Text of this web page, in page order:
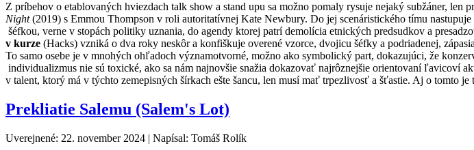
Z príbehov o etablovaných hviezdach talk show a stand upu sa možno pomaly rysuje nejaký subžáner, len
Night(2019) s Emmou Thompson v roli autoritatívnej Kate Newbury. Do jej scenáristického tímu
šéfkou, verne v stopách politiky uznania, do agendy ktorej patrí demolícia etnických predsudkov a
v kurze (Hacks) vzniká o dva roky neskôr a konfiškuje overené vzorce, dvojicu šéfky a podriadenej,
To samo osebe je v mnohých ohľadoch významotvorné, možno ako symbolický part, dokazujúci, že
individualizmus nie sú toxické, ako sa nám najnovšie snažia dokazovať najrôznejšie orientovaní ľavicoví
v talent, ktorý má v týchto zemepisných šírkach ešte šancu, len musí mať trpezlivosť a šťastie. Aj o tomto je
Prekliatie Salemu (Salem's Lot)
Uverejnené: 22. november 2024 | Napísal: Tomáš Rolík